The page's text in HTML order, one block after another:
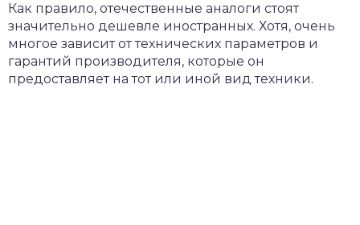
Как правило, отечественные аналоги стоят
значительно дешевле иностранных. Хотя, очень
многое зависит от технических параметров и
гарантий производителя, которые он
предоставляет на тот или иной вид техники.